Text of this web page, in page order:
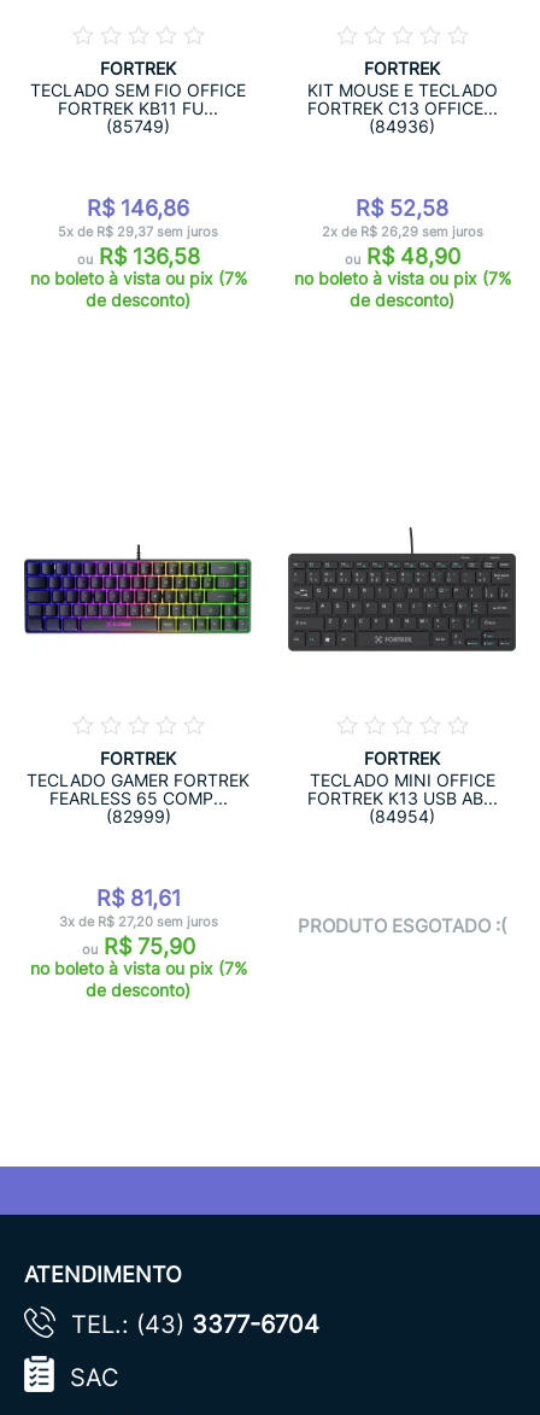
FORTREK
TECLADO SEM FIO OFFICE
FORTREK KB11 FU...
(85749)
R$ 146,86
5x de R$ 29,37 sem juros
ouR$ 136,58
no boleto à vista ou pix (7%
de desconto)
FORTREK
KIT MOUSE E TECLADO
FORTREK C13 OFFICE...
(84936)
R$ 52,58
2x de R$ 26,29 sem juros
ouR$ 48,90
no boleto à vista ou pix (7%
de desconto)
FORTREK
TECLADO GAMER FORTREK
FEARLESS 65 COMP...
(82999)
R$ 81,61
3x de R$ 27,20 sem juros
ouR$ 75,90
no boleto à vista ou pix (7%
de desconto)
FORTREK
TECLADO MINI OFFICE
FORTREK K13 USB AB...
(84954)
PRODUTO ESGOTADO :(
ATENDIMENTO
TEL.: (43) 3377-6704
SAC